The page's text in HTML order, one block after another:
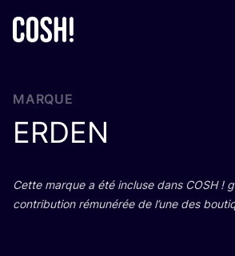
MARQUE
ERDEN
Cette marque a été incluse dans COSH!
contri­bu­tion rému­né­rée de l’une des